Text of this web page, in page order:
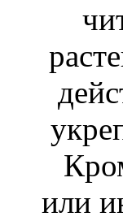
или